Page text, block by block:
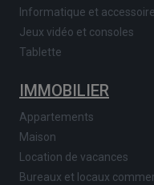
Informatique et
Jeux vidéo et consoles
Tablette
IMMOBILIER
Appartements
Maison
Location de vacances
Bureaux et locaux